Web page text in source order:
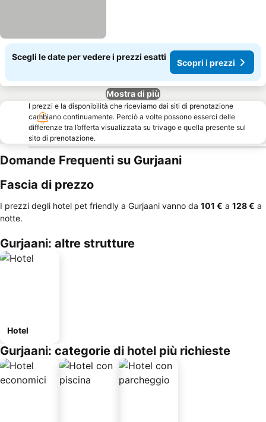
Scegli le date per vedere i prezzi esatti
Scopri i prezzi
Mostra di più
I prezzi e la disponibilità che riceviamo dai siti di prenotazione
cambiano continuamente. Perciò a volte possono esserci delle
differenze tra l’offerta visualizzata su trivago e quella presente sul
sito di prenotazione.
Domande Frequenti su Gurjaani
Fascia di prezzo
I prezzi degli hotel pet friendly a Gurjaani vanno da ‎101 € a ‎128 € a
notte.
Gurjaani: altre strutture
Hotel
Gurjaani: categorie di hotel più richieste